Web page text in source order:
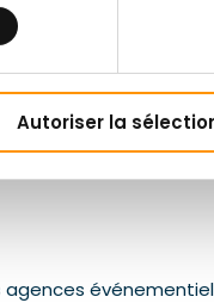
Autoriser la